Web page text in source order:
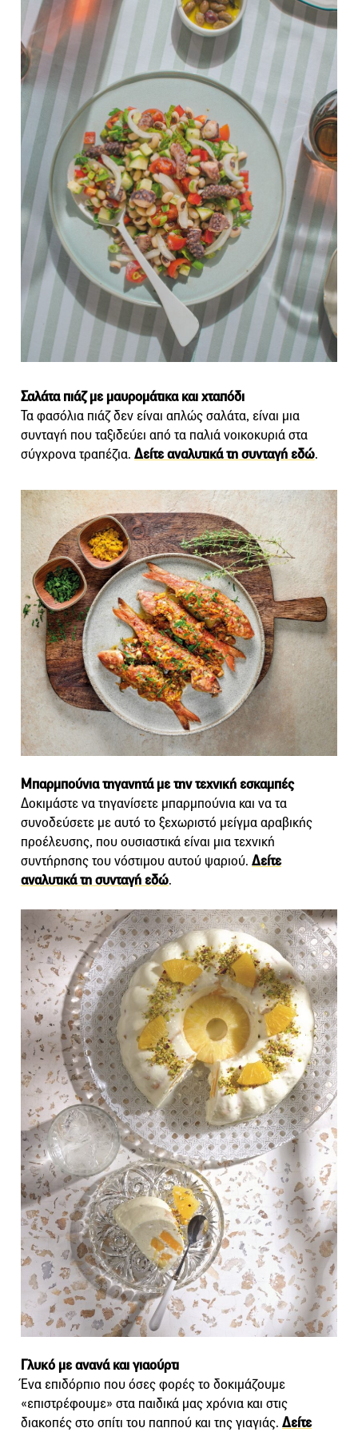
Σαλάτα πιάζ με μαυρομάτικα και χταπόδι
Τα φασόλια πιάζ δεν είναι απλώς σαλάτα, είναι μια
συνταγή που ταξιδεύει από τα παλιά νοικοκυριά στα
σύγχρονα τραπέζια. Δείτε αναλυτικά τη συνταγή εδώ.
Μπαρμπούνια τηγανητά με την τεχνική εσκαμπές
Δοκιμάστε να τηγανίσετε μπαρμπούνια και να τα
συνοδεύσετε με αυτό το ξεχωριστό μείγμα αραβικής
προέλευσης, που ουσιαστικά είναι μια τεχνική
συντήρησης του νόστιμου αυτού ψαριού. Δείτε
αναλυτικά τη συνταγή εδώ.
Γλυκό με ανανά και γιαούρτι
Ένα επιδόρπιο που όσες φορές το δοκιμάζουμε
«επιστρέφουμε» στα παιδικά μας χρόνια και στις
διακοπές στο σπίτι του παππού και της γιαγιάς. Δείτε